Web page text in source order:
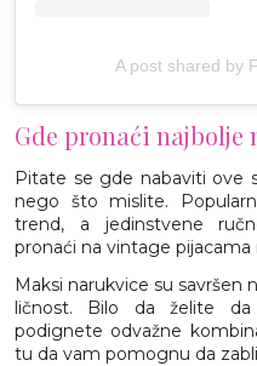
A post shared by
Gde pronaći najbolje
Pitate se gde nabaviti ove
nego što mislite.
trend, a jedinstvene
pronaći na vintage pijacama
Maksi narukvice su savršen
ličnost. Bilo da želite
podignete odvažne
tu da vam pomognu da